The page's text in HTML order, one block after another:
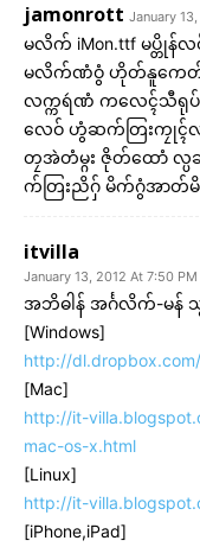
jamonrott January
မလိက် iMon.ttf မပ္တို
မလိက်ဏံဝွံ ဟိုတ်နူကေတ်လ
လက္ကရဴဏံ ကလေၚ်သီရု
လေဝ် ဟွံဆက်တြးကၠုၚ်
တၠအဲတံမ္ဂး ဇိုတ်ထောံ
က်တြးညိဂှ် မိက်ဂွံအာတ်
itvilla
January 13, 2012 At 7:50 PM
အဘိဓါန် အၚ်္ဂလိက်-မန်
[Windows]
http://
[Mac]
http://it-
mac-os-x.html
[Linux]
http://it-
[iPhone,iPad]